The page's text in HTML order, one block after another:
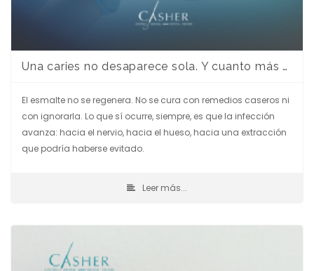
Una caries no desaparece sola. Y cuanto más esperas, más cara sale.
El esmalte no se regenera. No se cura con remedios caseros ni
con ignorarla. Lo que sí ocurre, siempre, es que la infección
avanza: hacia el nervio, hacia el hueso, hacia una extracción
que podría haberse evitado.
Leer más...